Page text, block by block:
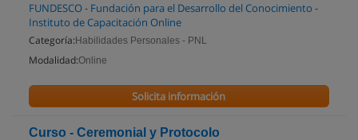
FUNDESCO - Fundación para el Desarrollo del Conocimiento -
Instituto de Capacitación Online
Categoría: Habilidades Personales - PNL
Modalidad:Online
Solicita información
Curso - Ceremonial y Protocolo